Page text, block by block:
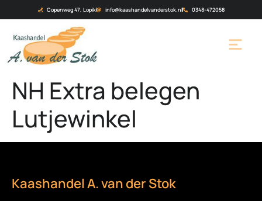
Copenweg 47, Lopik info@kaashandelvanderstok.nl 0348-472058
NH Extra belegen
Lutjewinkel
Kaashandel A. van der Stok